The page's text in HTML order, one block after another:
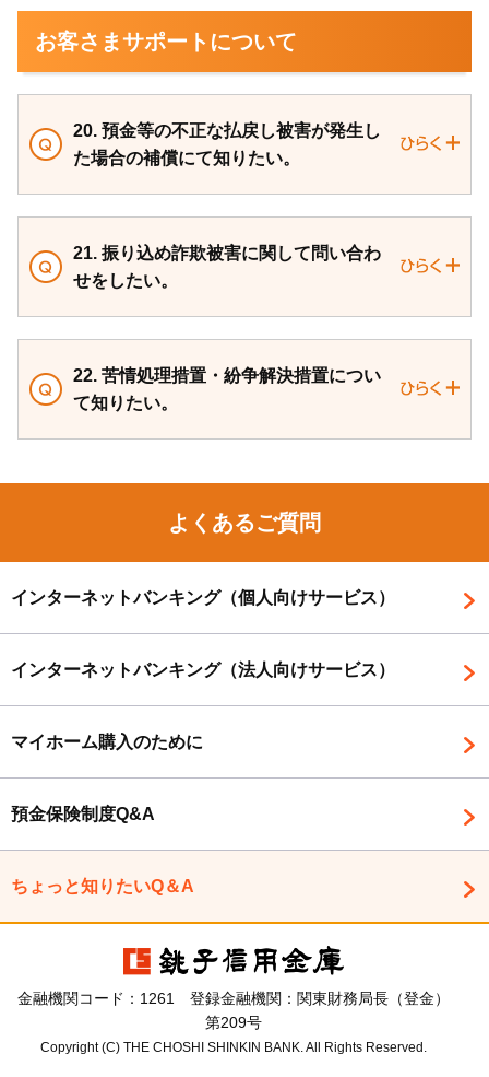
お客さまサポートについて
20. 預金等の不正な払戻し被害が発生し
た場合の補償にて知りたい。
21. 振り込め詐欺被害に関して問い合わ
せをしたい。
22. 苦情処理措置・紛争解決措置につい
て知りたい。
よくあるご質問
インターネットバンキング（個人向けサービス）
インターネットバンキング（法人向けサービス）
マイホーム購入のために
預金保険制度Q&A
ちょっと知りたいQ＆A
金融機関コード：1261 登録金融機関：関東財務局長（登金）
第209号
Copyright (C) THE CHOSHI SHINKIN BANK. All Rights Reserved.